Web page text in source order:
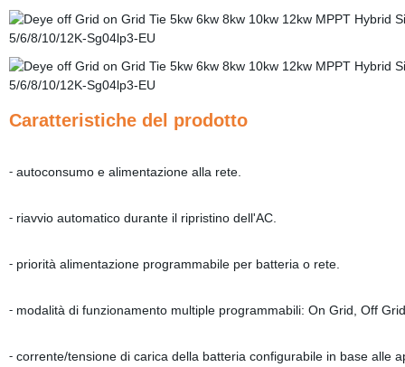
Caratteristiche del prodotto
-autoconsumo e alimentazione alla rete.
-riavvio automatico durante il ripristino dell'AC.
-priorità alimentazione programmabile per batteria o rete.
-modalità di funzionamento multiple programmabili: On Grid, Off
-corrente/tensione di carica della batteria configurabile in base alle